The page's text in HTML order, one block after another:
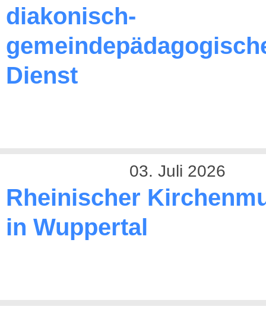
diakonisch-
Dienst
03. Juli 2026
Rheinischer
in Wuppertal